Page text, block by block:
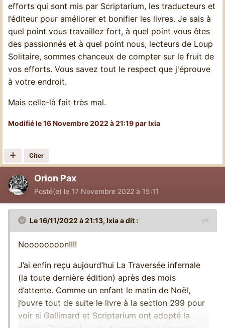
efforts qui sont mis par Scriptarium, les traducteurs et
l’éditeur pour améliorer et bonifier les livres. Je sais à
quel point vous travaillez fort, à quel point vous êtes
des passionnés et à quel point nous, lecteurs de Loup
Solitaire, sommes chanceux de compter sur le fruit de
vos efforts. Vous savez tout le respect que j'éprouve
à votre endroit.
Mais celle-là fait très mal.
Modifiéle 16 Novembre 2022 à 21:19par Ixia
Citer
Orion Pax
Posté(e) le 17 Novembre 2022 à 15:11
Le 16/11/2022 à 21:13, Ixiaa dit :
Noooooooon!!!!
J’ai enfin reçu aujourd’hui La Traversée infernale
(la toute dernière édition) après des mois
d’attente. Comme un enfant le matin de Noël,
j’ouvre tout de suite le livre à la section 299 pour
voir si Gallimard et Scriptarium ont adopté la